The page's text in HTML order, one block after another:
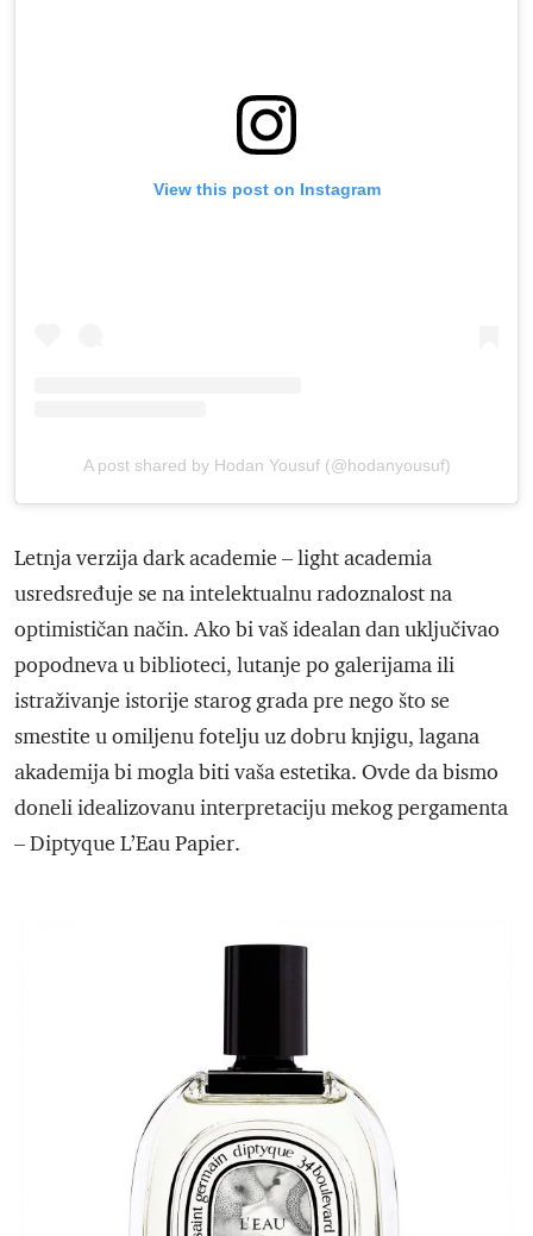
View this post on Instagram
A post shared by Hodan Yousuf (@hodanyousuf)
Letnja verzija dark academie – light academia
usredsređuje se na intelektualnu radoznalost na
optimističan način. Ako bi vaš idealan dan uključivao
popodneva u biblioteci, lutanje po galerijama ili
istraživanje istorije starog grada pre nego što se
smestite u omiljenu fotelju uz dobru knjigu, lagana
akademija bi mogla biti vaša estetika. Ovde da bismo
doneli idealizovanu interpretaciju mekog pergamenta
– Diptyque L’Eau Papier.